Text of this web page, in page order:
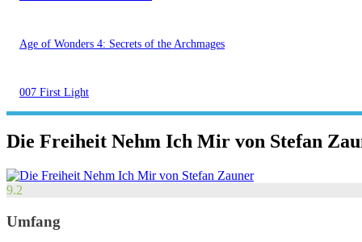
Age of Wonders 4: Secrets of the Archmages
007 First Light
Die Freiheit Nehm Ich Mir von Stefan
9.2
Umfang